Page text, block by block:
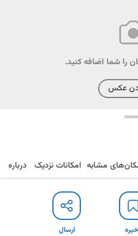
را شما اضافه کنید.
عکس
ارسالمشابه امکانات نزدیک درباره
ارسال